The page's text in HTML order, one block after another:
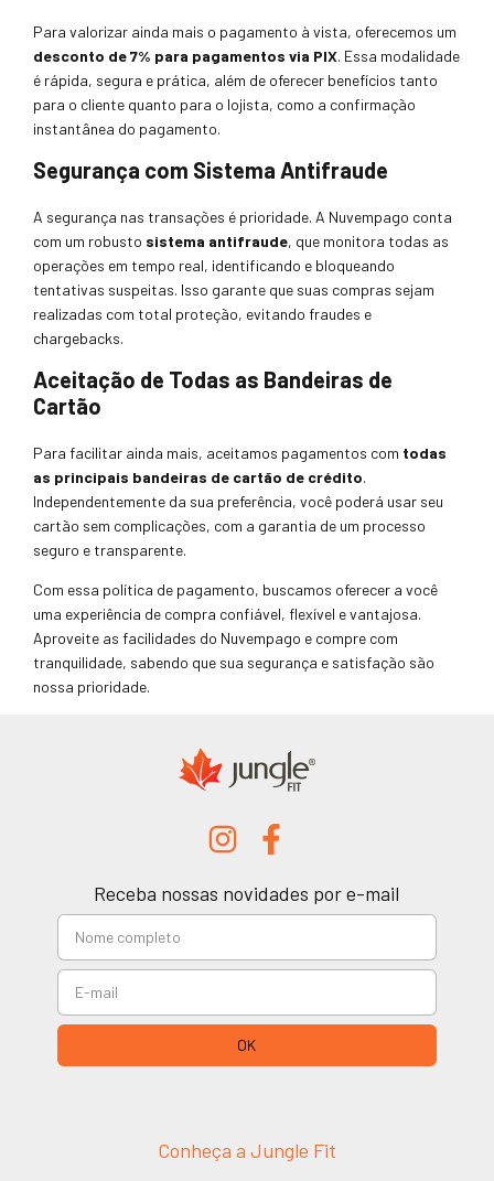
Para valorizar ainda mais o pagamento à vista, oferecemos um
desconto de 7% para pagamentos via PIX. Essa modalidade
é rápida, segura e prática, além de oferecer benefícios tanto
para o cliente quanto para o lojista, como a confirmação
instantânea do pagamento.
Segurança com Sistema Antifraude
A segurança nas transações é prioridade. A Nuvempago conta
com um robusto sistema antifraude, que monitora todas as
operações em tempo real, identificando e bloqueando
tentativas suspeitas. Isso garante que suas compras sejam
realizadas com total proteção, evitando fraudes e
chargebacks.
Aceitação de Todas as Bandeiras de
Cartão
Para facilitar ainda mais, aceitamos pagamentos com todas
as principais bandeiras de cartão de crédito.
Independentemente da sua preferência, você poderá usar seu
cartão sem complicações, com a garantia de um processo
seguro e transparente.
Com essa política de pagamento, buscamos oferecer a você
uma experiência de compra confiável, flexível e vantajosa.
Aproveite as facilidades do Nuvempago e compre com
tranquilidade, sabendo que sua segurança e satisfação são
nossa prioridade.
Receba nossas novidades por e-mail
Conheça a Jungle Fit